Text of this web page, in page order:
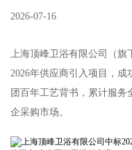
2026-07-16
上海顶峰卫浴有限公司（
2026年供应商引入项目，
团百年工艺背书，累计服务
企采购市场。